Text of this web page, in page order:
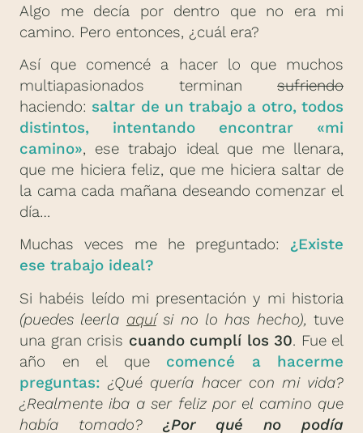
Algo me decía por dentro que no era mi
camino. Pero entonces, ¿cuál era?
Así que comencé a hacer lo que muchos
multiapasionados terminan sufriendo
haciendo: saltar de un trabajo a otro, todos
distintos, intentando encontrar «mi
camino», ese trabajo ideal que me llenara,
que me hiciera feliz, que me hiciera saltar de
la cama cada mañana deseando comenzar el
día…
Muchas veces me he preguntado: ¿Existe
ese trabajo ideal?
Si habéis leído mi presentación y mi historia
(puedes leerla aquísi no lo has hecho), tuve
una gran crisis cuando cumplí los 30. Fue el
año en el que comencé a hacerme
preguntas: ¿Qué quería hacer con mi vida?
¿Realmente iba a ser feliz por el camino que
había tomado? ¿Por qué no podía